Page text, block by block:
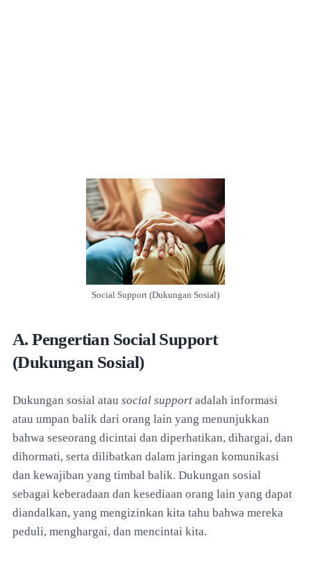
Social Support (Dukungan Sosial)
A. Pengertian Social Support
(Dukungan Sosial)
Dukungan sosial atau social support adalah informasi
atau umpan balik dari orang lain yang menunjukkan
bahwa seseorang dicintai dan diperhatikan, dihargai, dan
dihormati, serta dilibatkan dalam jaringan komunikasi
dan kewajiban yang timbal balik. Dukungan sosial
sebagai keberadaan dan kesediaan orang lain yang dapat
diandalkan, yang mengizinkan kita tahu bahwa mereka
peduli, menghargai, dan mencintai kita.